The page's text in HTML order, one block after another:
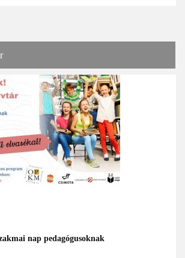
nap pedagógusoknak